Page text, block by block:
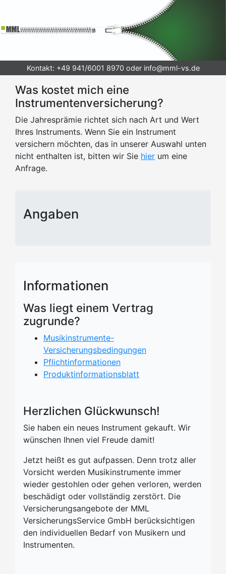
Kontakt: +49 941/6001 8970 oder info@mml-vs.de
Was kostet mich eine
Instrumentenversicherung?
Die Jahresprämie richtet sich nach Art und Wert
Ihres Instruments. Wenn Sie ein Instrument
versichern möchten, das in unserer Auswahl unten
nicht enthalten ist, bitten wir Sie hier um eine
Anfrage.
Angaben
Informationen
Was liegt einem Vertrag
zugrunde?
Musikinstrumente-
Versicherungsbedingungen
Pflichtinformationen
Produktinformationsblatt
Herzlichen Glückwunsch!
Sie haben ein neues Instrument gekauft. Wir
wünschen Ihnen viel Freude damit!
Jetzt heißt es gut aufpassen. Denn trotz aller
Vorsicht werden Musikinstrumente immer
wieder gestohlen oder gehen verloren, werden
beschädigt oder vollständig zerstört. Die
Versicherungsangebote der MML
VersicherungsService GmbH berücksichtigen
den individuellen Bedarf von Musikern und
Instrumenten.